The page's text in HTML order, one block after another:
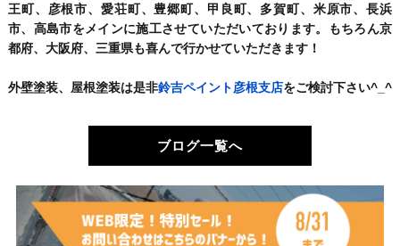
王町、彦根市、愛荘町、豊郷町、甲良町、多賀町、米原市、長浜
市、高島市をメインに施工させていただいております。もちろん京
都府、大阪府、三重県も喜んで行かせていただきます！
外壁塗装、屋根塗装は是非鈴吉ペイント彦根支店をご検討下さい^_^
ブログ一覧へ